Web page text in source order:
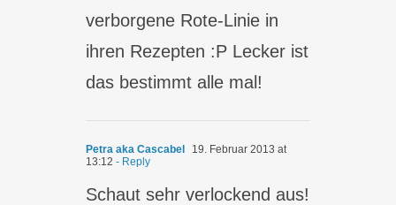
verborgene Rote-Linie in
ihren Rezepten :P Lecker ist
das bestimmt alle mal!
Petra aka Cascabel
19. Februar 2013 at
13:12 - Reply
Schaut sehr verlockend aus!